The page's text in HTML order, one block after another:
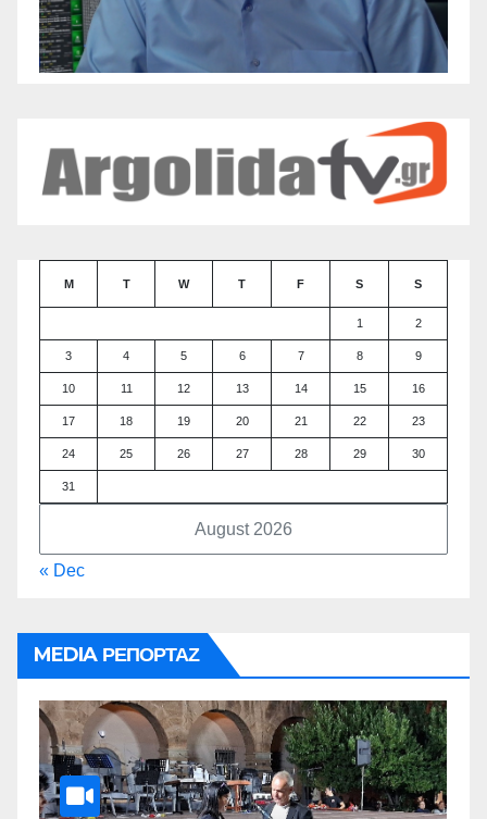
August 2026
M T W T F S S
1 2
3 4 5 6 7 8 9
10 11 12 13 14 15 16
17 18 19 20 21 22 23
24 25 26 27 28 29 30
31
« Dec
MEDIA ΡΕΠΟΡΤΑΖ